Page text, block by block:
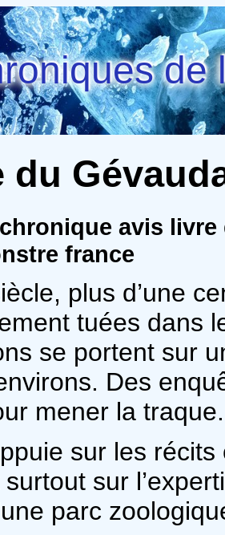
de
du
avis
france
plus d’une
tuées dans
se portent sur
Des
mener la
sur les
surtout sur
parc